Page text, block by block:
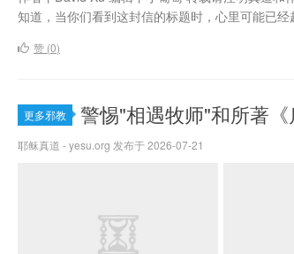
知道，当你们看到这封信的标题时，心里可能已
赞 (0)
更多邪教 警惕"相遇牧师"和所著
耶稣真道 - yesu.org 发布于 2026-07-21